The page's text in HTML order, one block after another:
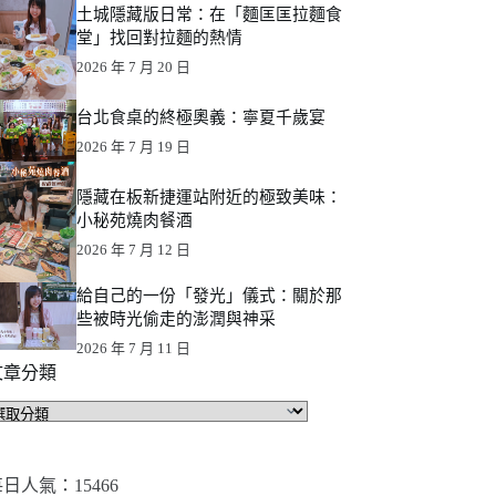
土城隱藏版日常：在「麵匡匡拉麵食
堂」找回對拉麵的熱情
2026 年 7 月 20 日
台北食桌的終極奧義：寧夏千歲宴
2026 年 7 月 19 日
隱藏在板新捷運站附近的極致美味：
小秘苑燒肉餐酒
2026 年 7 月 12 日
給自己的一份「發光」儀式：關於那
些被時光偷走的澎潤與神采
2026 年 7 月 11 日
分類
人氣：15466